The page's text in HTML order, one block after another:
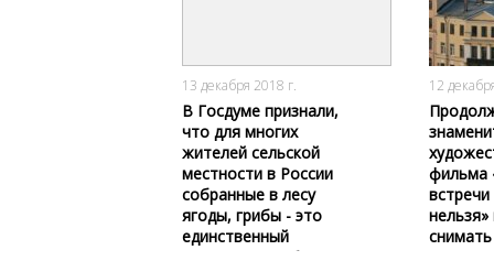
13 декабря 2018 г.
В Госдуме признали,
что для многих
жителей сельской
местности в России
собранные в лесу
ягоды, грибы - это
единственный
12
фильма